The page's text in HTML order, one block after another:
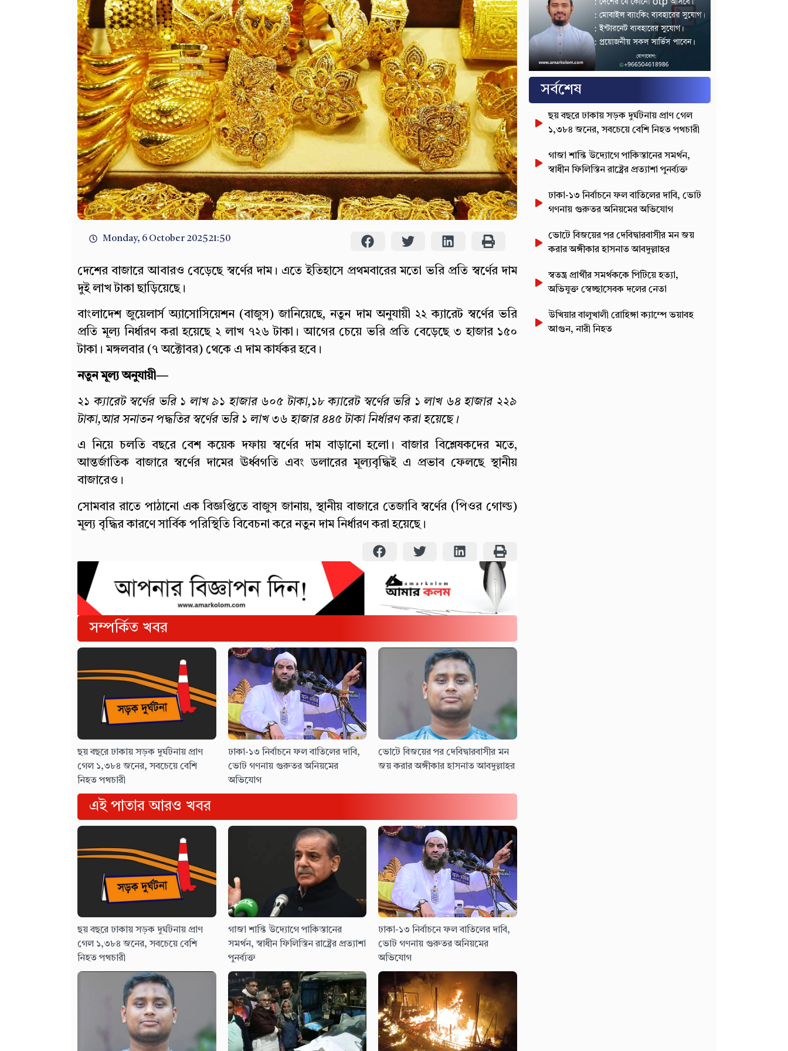
Monday, 6 October 202521:50
দেশের বাজারে আবারও বেড়েছে স্বর্ণের দাম। এতে ইতিহাসে প্রথমবারের মতো ভরি প্রতি স্বর্ণের দাম
দুই লাখ টাকা ছাড়িয়েছে।
বাংলাদেশ জুয়েলার্স অ্যাসোসিয়েশন (বাজুস) জানিয়েছে, নতুন দাম অনুযায়ী ২২ ক্যারেট স্বর্ণের ভরি
প্রতি মূল্য নির্ধারণ করা হয়েছে ২ লাখ ৭২৬ টাকা। আগের চেয়ে ভরি প্রতি বেড়েছে ৩ হাজার ১৫০
টাকা। মঙ্গলবার (৭ অক্টোবর) থেকে এ দাম কার্যকর হবে।
নতুন মূল্য অনুযায়ী—
২১ ক্যারেট স্বর্ণের ভরি ১ লাখ ৯১ হাজার ৬০৫ টাকা,১৮ ক্যারেট স্বর্ণের ভরি ১ লাখ ৬৪ হাজার ২২৯
টাকা,আর সনাতন পদ্ধতির স্বর্ণের ভরি ১ লাখ ৩৬ হাজার ৪৪৫ টাকা নির্ধারণ করা হয়েছে।
এ নিয়ে চলতি বছরে বেশ কয়েক দফায় স্বর্ণের দাম বাড়ানো হলো। বাজার বিশ্লেষকদের মতে,
আন্তর্জাতিক বাজারে স্বর্ণের দামের ঊর্ধ্বগতি এবং ডলারের মূল্যবৃদ্ধিই এ প্রভাব ফেলছে স্থানীয়
বাজারেও।
সোমবার রাতে পাঠানো এক বিজ্ঞপ্তিতে বাজুস জানায়, স্থানীয় বাজারে তেজাবি স্বর্ণের (পিওর গোল্ড)
মূল্য বৃদ্ধির কারণে সার্বিক পরিস্থিতি বিবেচনা করে নতুন দাম নির্ধারণ করা হয়েছে।
সম্পর্কিত খবর
ছয় বছরে ঢাকায় সড়ক দুর্ঘটনায় প্রাণ
গেল ১,৩৮৪ জনের, সবচেয়ে বেশি
নিহত পথচারী
ঢাকা-১৩ নির্বাচনে ফল বাতিলের দাবি,
ভোট গণনায় গুরুতর অনিয়মের
অভিযোগ
ভোটে বিজয়ের পর দেবিদ্বারবাসীর মন
জয় করার অঙ্গীকার হাসনাত আবদুল্লাহর
এই পাতার আরও খবর
ছয় বছরে ঢাকায় সড়ক দুর্ঘটনায় প্রাণ
গেল ১,৩৮৪ জনের, সবচেয়ে বেশি
নিহত পথচারী
গাজা শান্তি উদ্যোগে পাকিস্তানের
সমর্থন, স্বাধীন ফিলিস্তিন রাষ্ট্রের প্রত্যাশা
পুনর্ব্যক্ত
ঢাকা-১৩ নির্বাচনে ফল বাতিলের দাবি,
ভোট গণনায় গুরুতর অনিয়মের
অভিযোগ
সর্বশেষ
ছয় বছরে ঢাকায় সড়ক দুর্ঘটনায় প্রাণ গেল
১,৩৮৪ জনের, সবচেয়ে বেশি নিহত পথচারী
গাজা শান্তি উদ্যোগে পাকিস্তানের সমর্থন,
স্বাধীন ফিলিস্তিন রাষ্ট্রের প্রত্যাশা পুনর্ব্যক্ত
ঢাকা-১৩ নির্বাচনে ফল বাতিলের দাবি, ভোট
গণনায় গুরুতর অনিয়মের অভিযোগ
ভোটে বিজয়ের পর দেবিদ্বারবাসীর মন জয়
করার অঙ্গীকার হাসনাত আবদুল্লাহর
স্বতন্ত্র প্রার্থীর সমর্থককে পিটিয়ে হত্যা,
অভিযুক্ত স্বেচ্ছাসেবক দলের নেতা
উখিয়ার বালুখালী রোহিঙ্গা ক্যাম্পে ভয়াবহ
আগুন, নারী নিহত